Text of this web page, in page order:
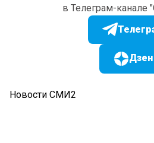
в Телеграм-канале
Дзен
Новости СМИ2